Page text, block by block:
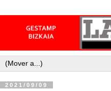
2021/09/09